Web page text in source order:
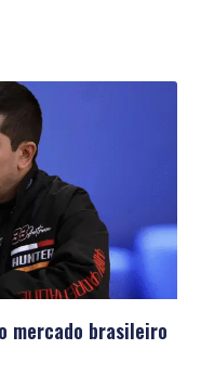
mercado brasileiro